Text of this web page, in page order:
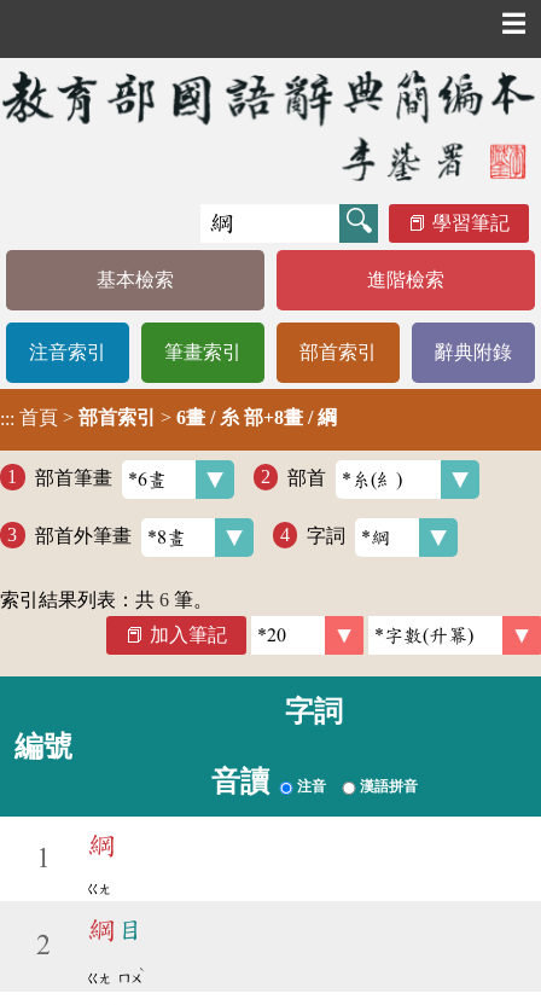
☰
學習筆記
基本檢索 進階檢索
注音索引 筆畫索引 部首索引 辭典附錄
::: 首頁 > 部首索引 > 6畫 / 糸 部+8畫 / 綱
部首筆畫 部首
部首外筆畫 字詞
索引結果列表：共 6 筆。
加入筆記
編號
字詞
音讀 注音 漢語拼音
1 綱
ㄍㄤ
2
綱 目
ㄍㄤ ㄇㄨ
ˋ